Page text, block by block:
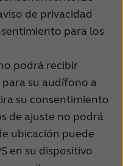
de privacidad
para los
podrá recibir
su audífono a
su consentimiento
de ajuste no podrá
ubicación puede
en su dispositivo